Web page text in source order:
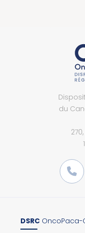
du
DSRC OncoPaca-